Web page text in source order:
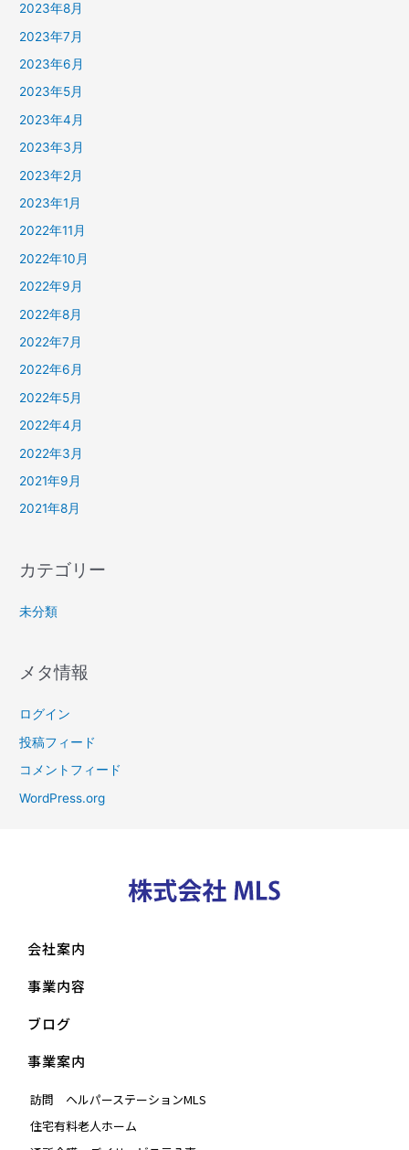
2023年8月
2023年7月
2023年6月
2023年5月
2023年4月
2023年3月
2023年2月
2023年1月
2022年11月
2022年10月
2022年9月
2022年8月
2022年7月
2022年6月
2022年5月
2022年4月
2022年3月
2021年9月
2021年8月
カテゴリー
未分類
メタ情報
ログイン
投稿フィード
コメントフィード
WordPress.org
会社案内
事業内容
ブログ
事業案内
訪問 ヘルパーステーションMLS
住宅有料老人ホーム